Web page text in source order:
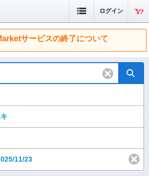
ログイン
サービスの終了について
11/23